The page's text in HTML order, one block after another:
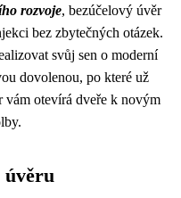
rozvoje, bezúčelový úvěr
bez zbytečných otázek.
svůj sen o moderní
dovolenou, po které už
vám otevírá dveře k novým
úvěru